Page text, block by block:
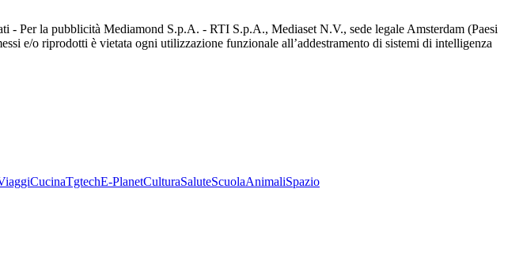
Per la pubblicità Mediamond S.p.A. - RTI S.p.A., Mediaset N.V., sede legale Amsterdam (Paesi
e/o riprodotti è vietata ogni utilizzazione funzionale all’addestramento di sistemi di intelligenza
CucinaTgtechE-PlanetCulturaSaluteScuolaAnimaliSpazio